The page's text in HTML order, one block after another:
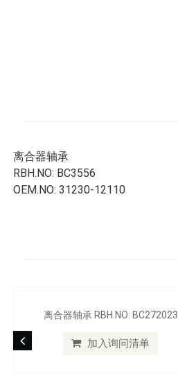
离合器轴承
RBH.NO: BC3556
OEM.NO: 31230-12110
离合器轴承 RBH.NO: BC272023
加入询问清单